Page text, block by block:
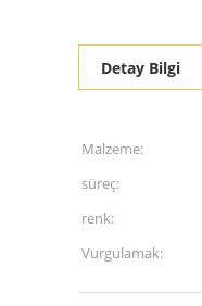
Detay Bilgi
Malzeme:
süreç:
renk:
Vurgulamak: